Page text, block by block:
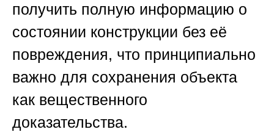
получить полную информацию о
состоянии конструкции без её
повреждения, что принципиально
важно для сохранения объекта
как вещественного
доказательства.